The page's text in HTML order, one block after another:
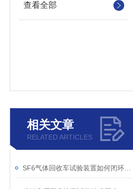
查看全部
相关文章
RELATED ARTICLES